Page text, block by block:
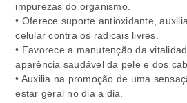
impurezas do organismo.
• Oferece suporte antioxidante,
celular contra os radicais livres.
• Favorece a manutenção da
aparência saudável da pele e dos
• Auxilia na promoção de uma
estar geral no dia a dia.